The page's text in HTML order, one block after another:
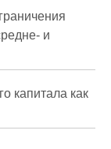
и
капитала как